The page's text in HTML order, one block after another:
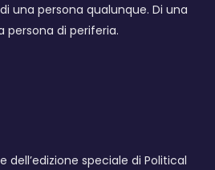
una persona qualunque. Di una
persona di periferia.
dell’edizione speciale di Political